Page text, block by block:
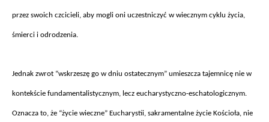
przez swoich czcicieli, aby mogli oni uczestniczyć w wiecznym cyklu życia,
śmierci i odrodzenia.
Jednak zwrot “wskrzeszę go w dniu ostatecznym” umieszcza tajemnicę nie w
kontekście fundamentalistycznym, lecz eucharystyczno-eschatologicznym.
Oznacza to, że “życie wieczne” Eucharystii, sakramentalne życie Kościoła, nie